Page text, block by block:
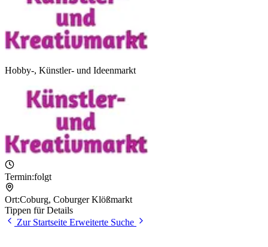
Hobby-, Künstler- und Ideenmarkt
Termin:folgt
Ort:Coburg, Coburger Klößmarkt
Tippen für Details
Zur Startseite Erweiterte Suche